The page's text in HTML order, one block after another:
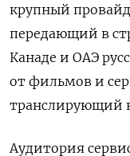
крупный
передающий в
Канаде и ОАЭ
от фильмов и
транслирующий
Аудитория